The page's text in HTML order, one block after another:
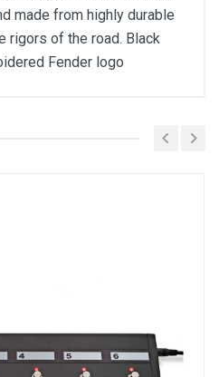
made from highly durable
rigors of the road. Black
Fender logo